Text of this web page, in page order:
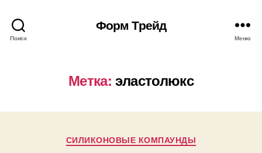
Поиск
Форм Трейд
Меню
Метка: эластолюкс
Рубрики
СИЛИКОНОВЫЕ КОМПАУНДЫ